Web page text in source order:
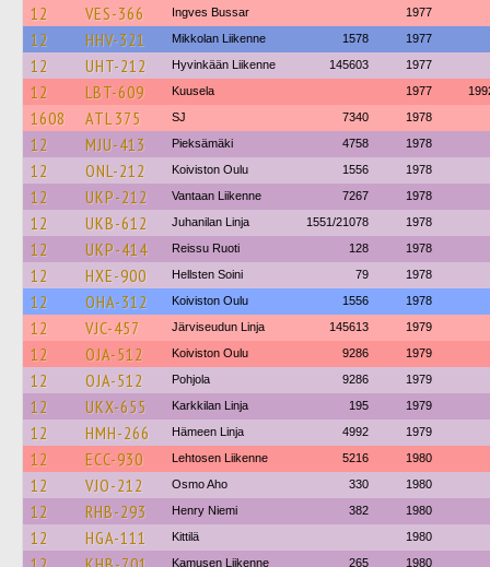
12 VES-366 Ingves Bussar 1977
12 HHV-321 Mikkolan Liikenne 1578 1977
12 UHT-212 Hyvinkään Liikenne 145603 1977
12 LBT-609 Kuusela 1977
1608 ATL 375 SJ 7340 1978
12 MJU-413 Pieksämäki 4758 1978
12 ONL-212 Koiviston Oulu 1556 1978
12 UKP-212 Vantaan Liikenne 7267 1978
12 UKB-612 Juhanilan Linja 1551/21078 1978
12 UKP-414 Reissu Ruoti 128 1978
12 HXE-900 Hellsten Soini 79 1978
12 OHA-312 Koiviston Oulu 1556 1978
12 VJC-457 Järviseudun Linja 145613 1979
12 OJA-512 Koiviston Oulu 9286 1979
12 OJA-512 Pohjola 9286 1979
12 UKX-655 Karkkilan Linja 195 1979
12 HMH-266 Hämeen Linja 4992 1979
12 ECC-930 Lehtosen Liikenne 5216 1980
12 VJO-212 Osmo Aho 330 1980
12 RHB-293 Henry Niemi 382 1980
12 HGA-111 Kittilä 1980
Kamusen Liikenne 265 1980